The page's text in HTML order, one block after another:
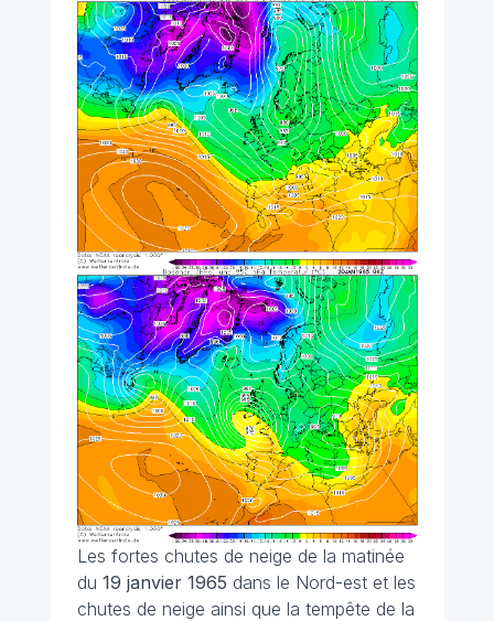
Les fortes chutes de neige de la matinée
du 19 janvier 1965 dans le Nord-est et les
chutes de neige ainsi que la tempête de la